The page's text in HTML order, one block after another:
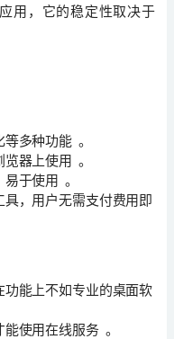
用，它的稳定性取决于
多种功能 。
器上使用 。
于使用 。
，用户无需支付费用即
能上不如专业的桌面软
使用在线服务 。